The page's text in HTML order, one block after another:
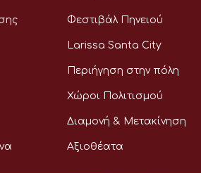
Φεστιβάλ Πηνειού
Larissa Santa City
Περιήγηση στην πόλη
Χώροι Πολιτισμού
Διαμονή & Μετακίνηση
Αξιοθέατα